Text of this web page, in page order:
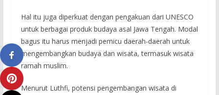
Hal itu juga diperkuat dengan pengakuan dari UNESCO
untuk berbagai produk budaya asal Jawa Tengah. Modal
bagus itu harus menjadi pemicu daerah-daerah untuk
mengembangkan budaya dan wisata, termasuk wisata
ramah muslim.
Menurut Luthfi, potensi pengembangan wisata di